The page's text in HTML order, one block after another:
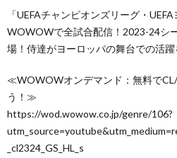
「UEFAチャンピオンズリーグ・
WOWOWで全試合配信！2023-24シ
場！侍達がヨーロッパの舞台での活躍
≪WOWOWオンデマンド：無料で
う！≫
https://wod.wowow.co.jp/genre/106?
_cl2324_GS_HL_s